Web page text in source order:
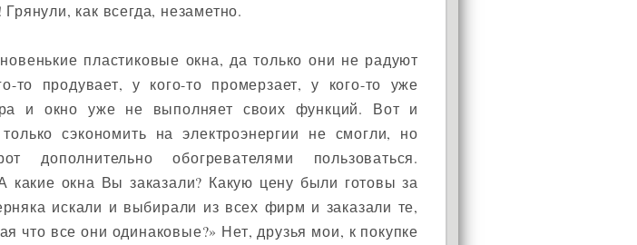
как всегда, незаметно.
пластиковые окна, да только они не радуют
то продувает, у кого-то промерзает, у кого-то уже
и окно уже не выполняет своих функций. Вот и
сэкономить на электроэнергии не смогли, но
дополнительно обогревателями пользоваться.
какие окна Вы заказали? Какую цену были готовы за
искали и выбирали из всех фирм и заказали те,
что все они одинаковые?» Нет, друзья мои, к покупке